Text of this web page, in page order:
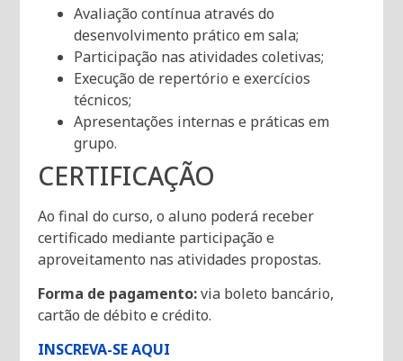
Avaliação contínua através do
desenvolvimento prático em sala;
Participação nas atividades coletivas;
Execução de repertório e exercícios
técnicos;
Apresentações internas e práticas em
grupo.
CERTIFICAÇÃO
Ao final do curso, o aluno poderá receber
certificado mediante participação e
aproveitamento nas atividades propostas.
Forma de pagamento:via boleto bancário,
cartão de débito e crédito.
INSCREVA-SE AQUI